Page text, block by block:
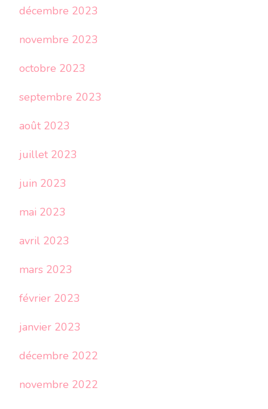
décembre 2023
novembre 2023
octobre 2023
septembre 2023
août 2023
juillet 2023
juin 2023
mai 2023
avril 2023
mars 2023
février 2023
janvier 2023
décembre 2022
novembre 2022